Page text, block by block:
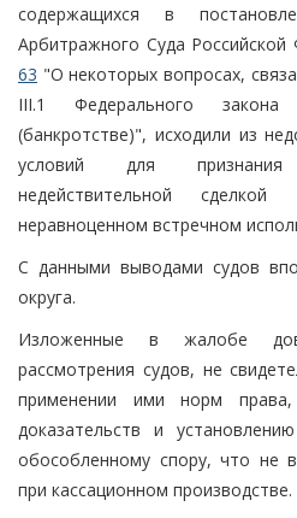
содержащихся в
Арбитражного Суда Российской
63 "О некоторых вопросах,
III.1 Федерального закона
(банкротстве)", исходили из
условий для
недействительной
неравноценном встречном
С данными выводами судов
округа.
Изложенные в жалобе
рассмотрения судов, не
применении ими норм
доказательств и
обособленному спору, что не
при кассационном производстве.